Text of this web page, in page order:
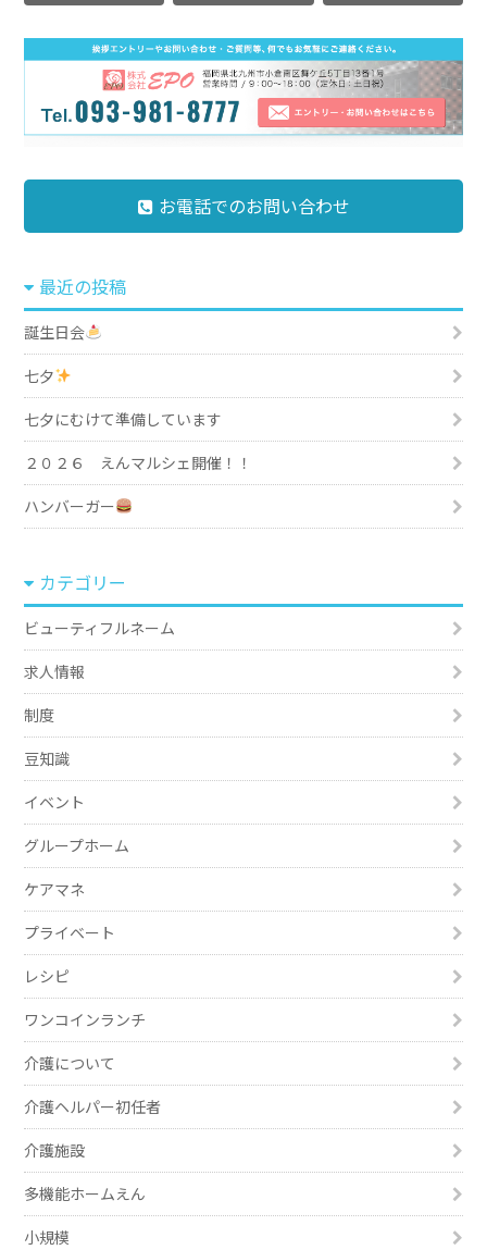
お電話でのお問い合わせ
最近の投稿
誕生日会
七夕
七夕にむけて準備しています
２０２６ えんマルシェ開催！！
ハンバーガー
カテゴリー
ビューティフルネーム
求人情報
制度
豆知識
イベント
グループホーム
ケアマネ
プライベート
レシピ
ワンコインランチ
介護について
介護ヘルパー初任者
介護施設
多機能ホームえん
小規模